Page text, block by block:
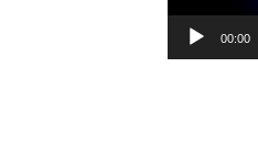
00:00